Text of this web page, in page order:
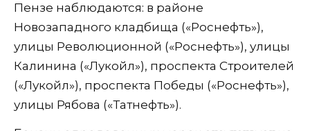
Пензе наблюдаются: в районе
Новозападного кладбища («Роснефть»),
улицы Революционной («Роснефть»), улицы
Калинина («Лукойл»), проспекта Строителей
(«Лукойл»), проспекта Победы («Роснефть»),
улицы Рябова («Татнефть»).